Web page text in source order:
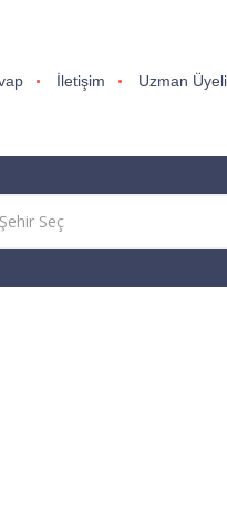
İletişim Uzman